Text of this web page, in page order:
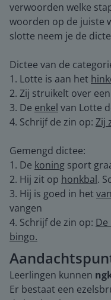
verwoorden welke
woorden op de juiste
slotte neem je de
Dictee van de
1. Lotte is aan het
2. Zij struikelt over een
3. De enkel van Lotte
4. Schrijf de zin op: Zij
Gemengd dictee:
1. De koning sport
2. Hij zit op honkbal.
3. Hij is goed in het
vangen
4. Schrijf de zin op:
bingo.
Leerlingen kunnen
Er bestaat een